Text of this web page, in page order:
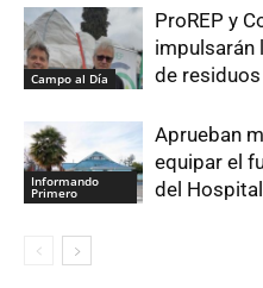
Campo al Día
ProREP y
impulsarán
de
Informando
Primero
Aprueban
equipar el
del